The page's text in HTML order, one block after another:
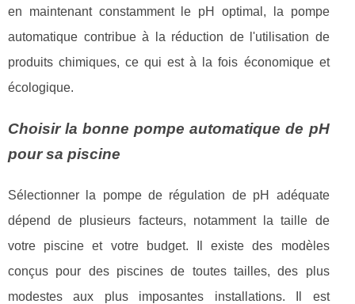
en maintenant constamment le pH optimal, la pompe
automatique contribue à la réduction de l'utilisation de
produits chimiques, ce qui est à la fois économique et
écologique.
Choisir la bonne pompe automatique de pH
pour sa piscine
Sélectionner la pompe de régulation de pH adéquate
dépend de plusieurs facteurs, notamment la taille de
votre piscine et votre budget. Il existe des modèles
conçus pour des piscines de toutes tailles, des plus
modestes aux plus imposantes installations. Il est